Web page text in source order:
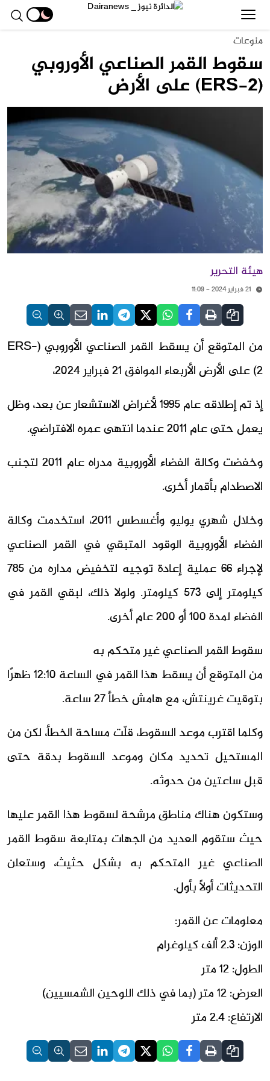
منوعات
سقوط القمر الصناعي الأوروبي
(ERS-2) على الأرض
هيئة التحرير
21 فبراير 2024 - 11:09
من المتوقع أن يسقط القمر الصناعي الأوروبي (ERS-
2) على الأرض الأربعاء الموافق 21 فبراير 2024،
إذ تم إطلاقه عام 1995 لأغراض الاستشعار عن بعد، وظل
يعمل حتى عام 2011 عندما انتهى عمره الافتراضي.
وخفضت وكالة الفضاء الأوروبية مدراه عام 2011 لتجنب
الاصطدام بأقمار أخرى.
وخلال شهري يوليو وأغسطس 2011، استخدمت وكالة
الفضاء الأوروبية الوقود المتبقي في القمر الصناعي
لإجراء 66 عملية إعادة توجيه لتخفيض مداره من 785
كيلومتر إلى 573 كيلومتر. ولولا ذلك، لبقي القمر في
الفضاء لمدة 100 أو 200 عام أخرى.
سقوط القمر الصناعي غير متحكم به
من المتوقع أن يسقط هذا القمر في الساعة 12:10 ظهرًا
بتوقيت غرينتش، مع هامش خطأ 27 ساعة.
وكلما اقترب موعد السقوط، قلّت مساحة الخطأ، لكن من
المستحيل تحديد مكان وموعد السقوط بدقة حتى
قبل ساعتين من حدوثه.
وستكون هناك مناطق مرشحة لسقوط هذا القمر عليها
حيث ستقوم العديد من الجهات بمتابعة سقوط القمر
الصناعي غير المتحكم به بشكل حثيث، وستعلن
التحديثات أولاً بأول.
معلومات عن القمر:
الوزن: 2.3 ألف كيلوغرام
الطول: 12 متر
العرض: 12 متر (بما في ذلك اللوحين الشمسيين)
الارتفاع: 2.4 متر